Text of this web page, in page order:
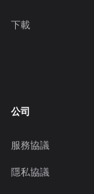
下載
公司
服務協議
隱私協議